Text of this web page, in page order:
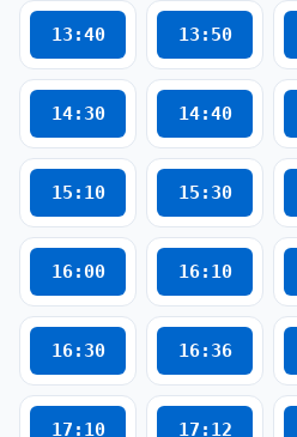
13:40 13:50
14:30 14:40
15:10 15:30
16:00 16:10
16:30 16:36
17:10 17:12